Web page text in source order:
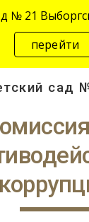
перейти